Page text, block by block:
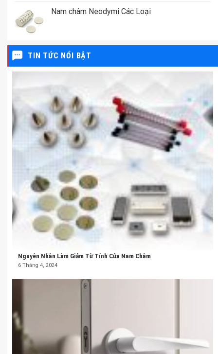
Nam châm Neodymi Các Loại
TIN TỨC NỔI BẬT
Nguyên Nhân Làm Giảm Từ Tính Của Nam Châm
6 Tháng 4, 2024